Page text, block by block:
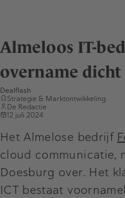
Almeloos IT-
overname
Dealflash
Strategie & Marktontwikkeling
De Redactie
12 juli 2024
Het Almelose bedrijf
cloud communicatie,
Doesburg over. Het
ICT bestaat